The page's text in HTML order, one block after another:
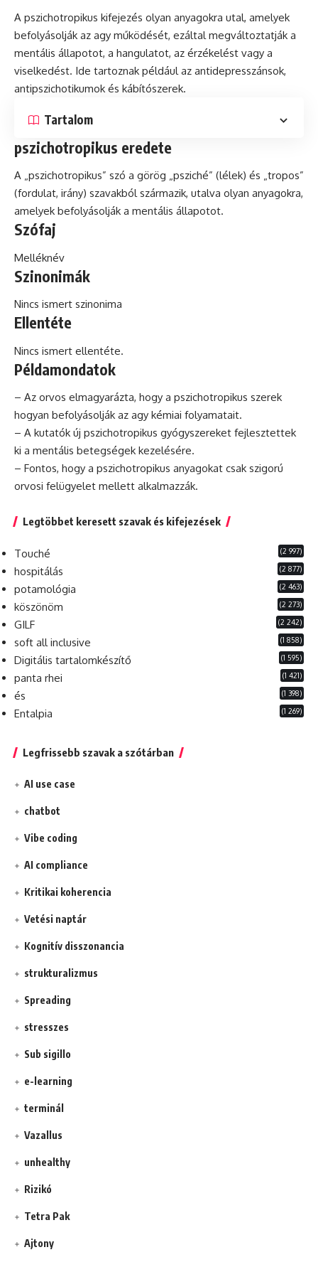
A pszichotropikus kifejezés olyan anyagokra utal, amelyek
befolyásolják az agy működését, ezáltal megváltoztatják a
mentális állapotot, a hangulatot, az érzékelést vagy a
viselkedést. Ide tartoznak például az antidepresszánsok,
antipszichotikumok és kábítószerek.
Tartalom
pszichotropikus eredete
A „pszichotropikus” szó a görög „psziché” (lélek) és „tropos”
(fordulat, irány) szavakból származik, utalva olyan anyagokra,
amelyek befolyásolják a mentális állapotot.
Szófaj
Melléknév
Szinonimák
Nincs ismert szinonima
Ellentéte
Nincs ismert ellentéte.
Példamondatok
– Az orvos elmagyarázta, hogy a pszichotropikus szerek
hogyan befolyásolják az agy kémiai folyamatait.
– A kutatók új pszichotropikus gyógyszereket fejlesztettek
ki a mentális betegségek kezelésére.
– Fontos, hogy a pszichotropikus anyagokat csak szigorú
orvosi felügyelet mellett alkalmazzák.
Legtöbbet keresett szavak és kifejezések
Touché (2 997)
hospitálás (2 877)
potamológia (2 463)
köszönöm (2 273)
GILF (2 242)
soft all inclusive (1 858)
Digitális tartalomkészítő (1 595)
panta rhei (1 421)
és (1 398)
Entalpia (1 269)
Legfrissebb szavak a szótárban
AI use case
chatbot
Vibe coding
AI compliance
Kritikai koherencia
Vetési naptár
Kognitív disszonancia
strukturalizmus
Spreading
stresszes
Sub sigillo
e-learning
terminál
Vazallus
unhealthy
Rizikó
Tetra Pak
Ajtony